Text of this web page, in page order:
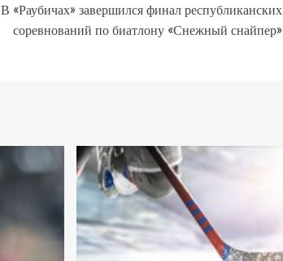
В «Раубичах» завершился финал республиканских
соревнований по биатлону «Снежный снайпер»